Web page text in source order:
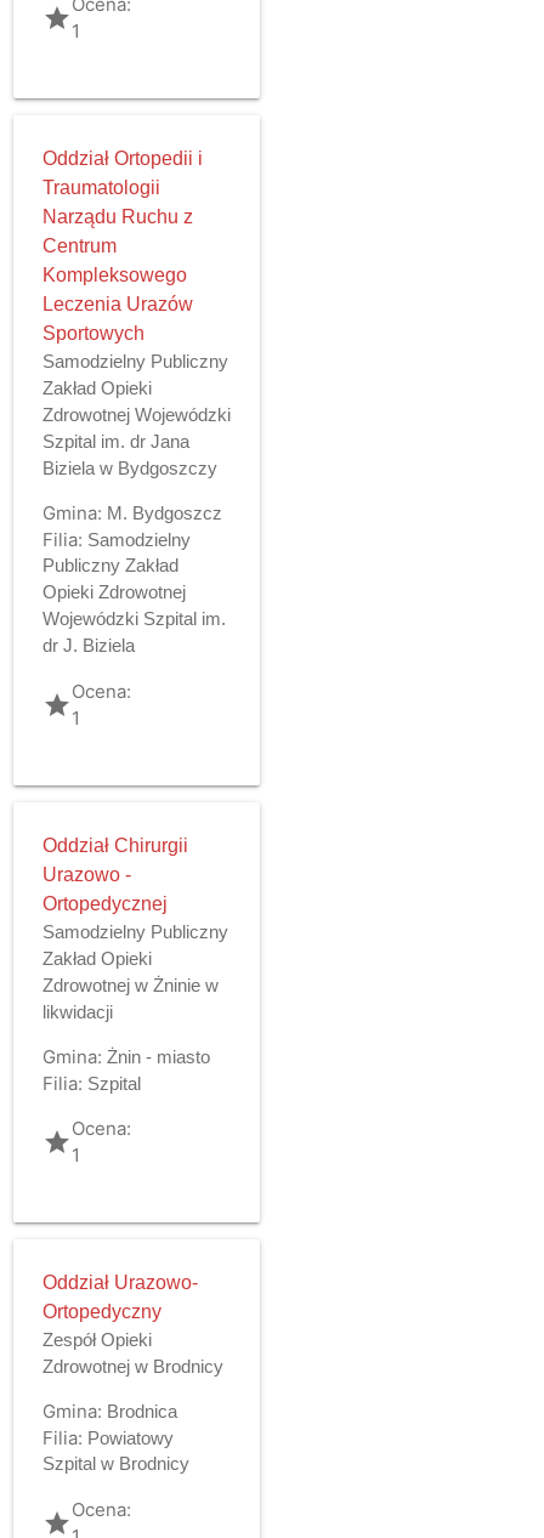
grade1
Oddział Ortopedii i
Traumatologii
Narządu Ruchu z
Centrum
Kompleksowego
Leczenia Urazów
Sportowych
Samodzielny Publiczny
Zakład Opieki
Zdrowotnej Wojewódzki
Szpital im. dr Jana
Biziela w Bydgoszczy
Gmina: M. Bydgoszcz
Filia: Samodzielny
Publiczny Zakład
Opieki Zdrowotnej
Wojewódzki Szpital im.
dr J. Biziela
gradeOcena:
1
Oddział Chirurgii
Urazowo -
Ortopedycznej
Samodzielny Publiczny
Zakład Opieki
Zdrowotnej w Żninie w
likwidacji
Gmina: Żnin - miasto
Filia: Szpital
gradeOcena:
1
Oddział Urazowo-
Ortopedyczny
Zespół Opieki
Zdrowotnej w Brodnicy
Gmina: Brodnica
Filia: Powiatowy
Szpital w Brodnicy
gradeOcena: